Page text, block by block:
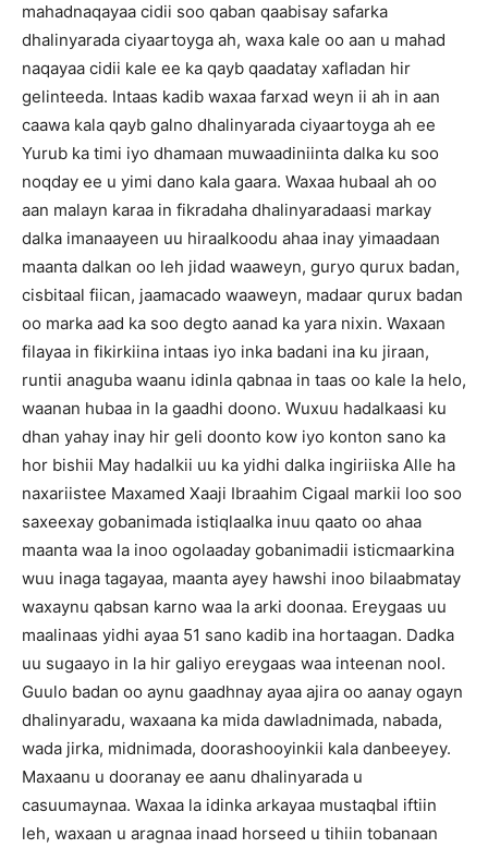
mahadnaqayaa cidii soo qaban qaabisay safarka
dhalinyarada ciyaartoyga ah, waxa kale oo aan u mahad
naqayaa cidii kale ee ka qayb qaadatay xafladan hir
gelinteeda. Intaas kadib waxaa farxad weyn ii ah in aan
caawa kala qayb galno dhalinyarada ciyaartoyga ah ee
Yurub ka timi iyo dhamaan muwaadiniinta dalka ku soo
noqday ee u yimi dano kala gaara. Waxaa hubaal ah oo
aan malayn karaa in fikradaha dhalinyaradaasi markay
dalka imanaayeen uu hiraalkoodu ahaa inay yimaadaan
maanta dalkan oo leh jidad waaweyn, guryo qurux badan,
cisbitaal fiican, jaamacado waaweyn, madaar qurux badan
oo marka aad ka soo degto aanad ka yara nixin. Waxaan
filayaa in fikirkiina intaas iyo inka badani ina ku jiraan,
runtii anaguba waanu idinla qabnaa in taas oo kale la helo,
waanan hubaa in la gaadhi doono. Wuxuu hadalkaasi ku
dhan yahay inay hir geli doonto kow iyo konton sano ka
hor bishii May hadalkii uu ka yidhi dalka ingiriiska Alle ha
naxariistee Maxamed Xaaji Ibraahim Cigaal markii loo soo
saxeexay gobanimada istiqlaalka inuu qaato oo ahaa
maanta waa la inoo ogolaaday gobanimadii isticmaarkina
wuu inaga tagayaa, maanta ayey hawshi inoo bilaabmatay
waxaynu qabsan karno waa la arki doonaa. Ereygaas uu
maalinaas yidhi ayaa 51 sano kadib ina hortaagan. Dadka
uu sugaayo in la hir galiyo ereygaas waa inteenan nool.
Guulo badan oo aynu gaadhnay ayaa ajira oo aanay ogayn
dhalinyaradu, waxaana ka mida dawladnimada, nabada,
wada jirka, midnimada, doorashooyinkii kala danbeeyey.
Maxaanu u dooranay ee aanu dhalinyarada u
casuumaynaa. Waxaa la idinka arkayaa mustaqbal iftiin
leh, waxaan u aragnaa inaad horseed u tihiin tobanaan